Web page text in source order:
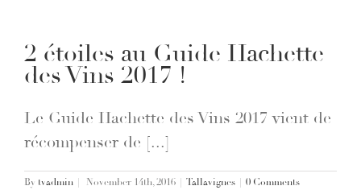
2 étoiles au Guide Hachette
des Vins 2017 !
Le Guide Hachette des Vins 2017 vient de
récompenser de [...]
By tvadmin November 14th, 2016 Tallavignes
0 Comments